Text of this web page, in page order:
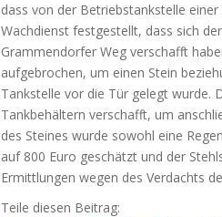
dass von der Betriebstankstelle
Wachdienst festgestellt, dass sich
Grammendorfer Weg verschafft
aufgebrochen, um einen Stein
Tankstelle vor die Tür gelegt wurde.
Tankbehältern verschafft, um
des Steines wurde sowohl eine
auf 800 Euro geschätzt und der
Ermittlungen wegen des Verdachts
Teile diesen Beitrag: